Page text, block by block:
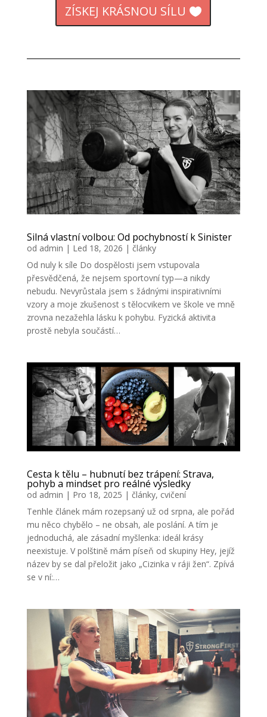
ZÍSKEJ KRÁSNOU SÍLU
Silná vlastní volbou: Od pochybností k Sinister
od admin | Led 18, 2026 | články
Od nuly k síle Do dospělosti jsem vstupovala
přesvědčená, že nejsem sportovní typ—a nikdy
nebudu. Nevyrůstala jsem s žádnými inspirativními
vzory a moje zkušenost s tělocvikem ve škole ve mně
zrovna nezažehla lásku k pohybu. Fyzická aktivita
prostě nebyla součástí…
Cesta k tělu – hubnutí bez trápení: Strava,
pohyb a mindset pro reálné výsledky
od admin | Pro 18, 2025 | články, cvičení
Tenhle článek mám rozepsaný už od srpna, ale pořád
mu něco chybělo – ne obsah, ale poslání. A tím je
jednoduchá, ale zásadní myšlenka: ideál krásy
neexistuje. V polštině mám píseň od skupiny Hey, jejíž
název by se dal přeložit jako „Cizinka v ráji žen“. Zpívá
se v ní:…